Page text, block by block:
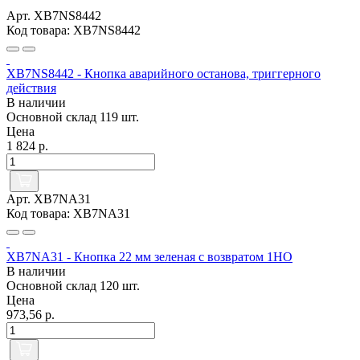
Арт. XB7NS8442
Код товара: XB7NS8442
XB7NS8442 - Кнопка аварийного останова, триггерного
действия
В наличии
Основной склад 119 шт.
Цена
1 824 р.
Арт. XB7NA31
Код товара: XB7NA31
XB7NA31 - Кнопка 22 мм зеленая с возвратом 1НО
В наличии
Основной склад 120 шт.
Цена
973,56 р.